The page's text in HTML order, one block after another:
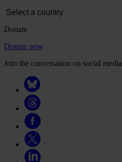
Donate
Donate now
Join the conversation on social media